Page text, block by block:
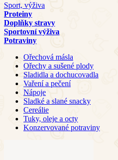
Sport, výživa
Proteiny
Doplňky stravy
Sportovní výživa
Potraviny
Ořechová másla
Ořechy a sušené plody
Sladidla a dochucovadla
Vaření a pečení
Nápoje
Sladké a slané snacky
Cereálie
Tuky, oleje a octy
Konzervované potraviny